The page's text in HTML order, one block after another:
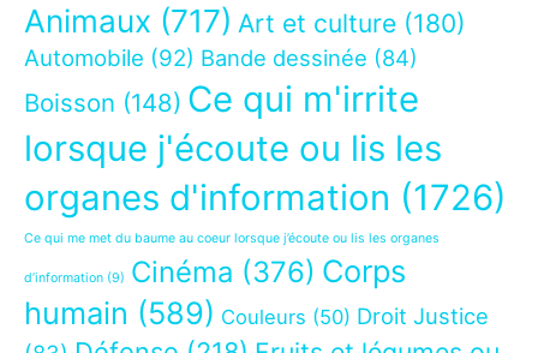
Animaux (717) Art et culture (180)
Automobile (92) Bande dessinée (84)
Boisson (148) Ce qui m'irrite
lorsque j'écoute ou lis les
organes d'information (1726)
Ce qui me met du baume au coeur lorsque j’écoute ou lis les organes
d’information (9) Cinéma (376) Corps
humain (589) Couleurs (50) Droit Justice